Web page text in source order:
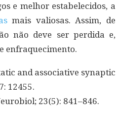
e melhor estabelecidos, a
mais valiosas. Assim, de
não deve ser perdida e,
enfraquecimento.
and associative synaptic
12455.
23(5): 841–846.